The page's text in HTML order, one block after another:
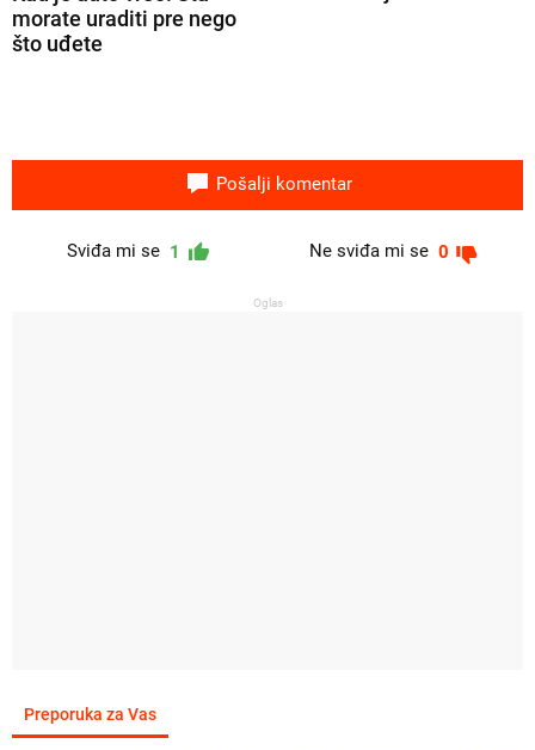
morate uraditi pre nego
što uđete
Pošalji komentar
Sviđa mi se 1 Ne sviđa mi se 0
Oglas
Preporuka za Vas